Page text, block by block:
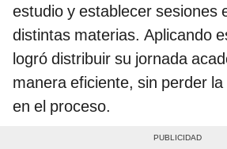
estudio y establecer sesiones
distintas materias. Aplicando
logró distribuir su jornada
manera eficiente, sin perder
en el proceso.